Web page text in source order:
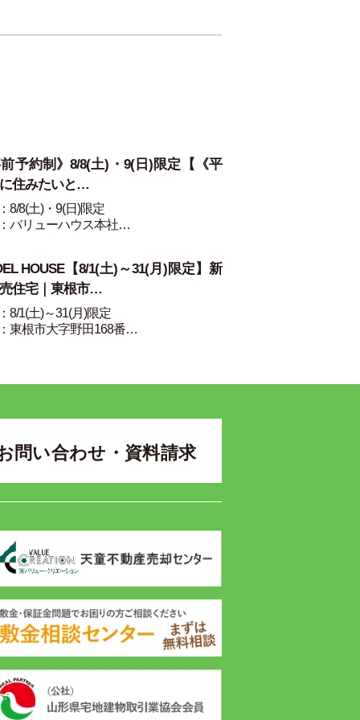
予約制》8/8(土)・9(日)限定【《平
住みたいと…
8/8(土)・9(日)限定
バリューハウス本社…
HOUSE【8/1(土)～31(月)限定】新
住宅｜東根市…
8/1(土)～31(月)限定
東根市大字野田168番…
問い合わせ・資料請求